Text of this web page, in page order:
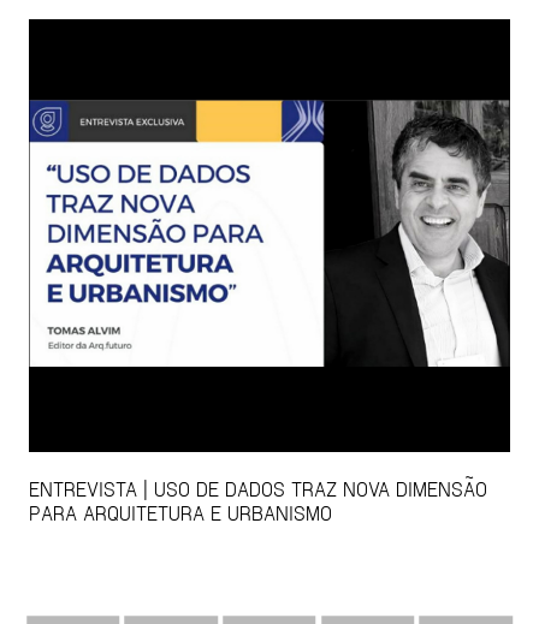
ENTREVISTA | USO DE DADOS TRAZ NOVA DIMENSÃO
PARA ARQUITETURA E URBANISMO